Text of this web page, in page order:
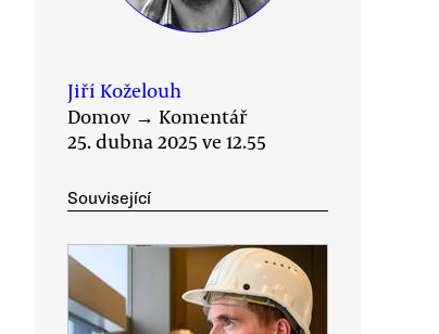
Jiří Koželouh
Domov → Komentář
25. dubna 2025 ve 12.55
Související